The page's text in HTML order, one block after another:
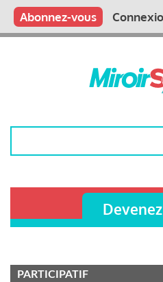
Aller
contenu
Main
Qui sommes nous ?
Vous publiez
Nous publions
Contactez-nous
Abonnez-vous
PARTICIPATIF